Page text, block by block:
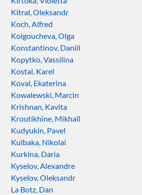
Kitral, Oleksandr
Koch, Alfred
Kolgoucheva, Olga
Konstantinov, Daniil
Kopytko, Vassilina
Kostal, Karel
Koval, Ekaterina
Kowalewski, Marcin
Krishnan, Kavita
Kroutikhine, Mikhaïl
Kudyukin, Pavel
Kulbaka, Nikolai
Kurkina, Daria
Kyselov, Alexandre
Kyselov, Oleksandr
La Botz, Dan